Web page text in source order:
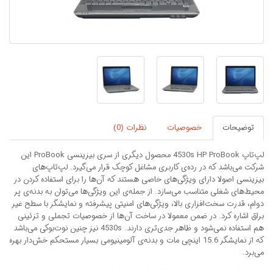
توضیحات خصوصیات نظرات (0)
لپ‌تاپ 4530s HP ProBook محصول دیگری از سری بیزینسی ProBook این
شرکت می‌باشد که در رده‌ی کاربری مشاغل کوچک قرار می‌گیرد. لپ‌تاپ‌های
بیزینسی اصولا دارای ویژگی‌های خاصی هستند که آن‌ها را برای استفاده کردن در
محیط‌های شغلی متناسب می‌سازد. از جمله‌ی این ویژگی‌ها می‌توان به بدنه‌ی پر
دوام، قدرت سخت‌افزاری بالا، ویژگی‌های امنیتی پیشرفته و نمایشگر با سطح غیر
براق اشاره کرد. در ضمن معمولا در ساخت آن‌ها از خصوصیات تجملی و تزئینی
هم استفاده نمی‌شود و ظاهر جدی‌تری دارند. 4530s نیز چنین نوت‌بوکی می‌باشد
که از نمایشگر 15.6 اینچی مات و بدنه‌ی آلومینیومی بسیار مستحکم خش‌دار بهره
می‌برد.